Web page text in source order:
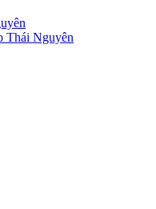
Thái Nguyên